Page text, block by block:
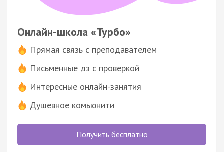
Онлайн-школа «Турбо»
Прямая связь с преподавателем
Письменные дз с проверкой
Интересные онлайн-занятия
Душевное комьюнити
Получить бесплатно